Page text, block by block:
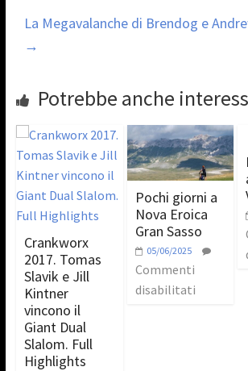
La Megavalanche di Brendog e
→
Potrebbe anche
Crankworx
2017. Tomas
Slavik e Jill
Kintner
vincono il
Giant Dual
Slalom. Full
Highlights
Pochi giorni a
Nova Eroica
Gran Sasso
05/06/2025
Commenti
disabilitati